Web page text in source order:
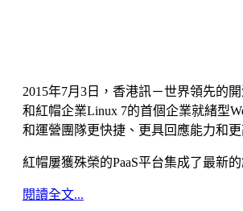
2015年7月3日，香港訊－世界領先的
和紅帽企業Linux 7的首個企業就緒型
和運營團隊更快捷、更具回應能力和
紅帽屢獲殊榮的PaaS平台集成了最新
閱讀全文...